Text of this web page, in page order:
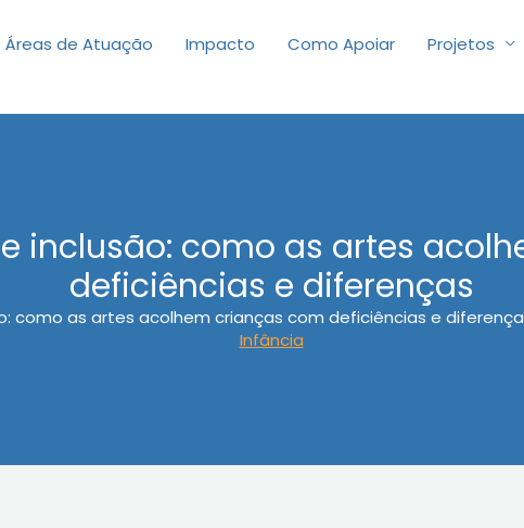
Áreas de Atuação Impacto Como Apoiar Projetos
inclusão: como as artes
deficiências e diferenças
como as artes acolhem crianças com deficiências e
Infância